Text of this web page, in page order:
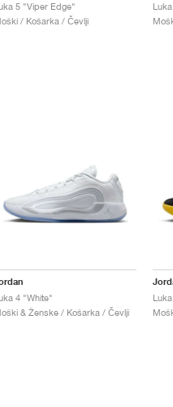
5 "Viper Edge"
/ Košarka / Čevlji
4 "White"
& Ženske / Košarka / Čevlji